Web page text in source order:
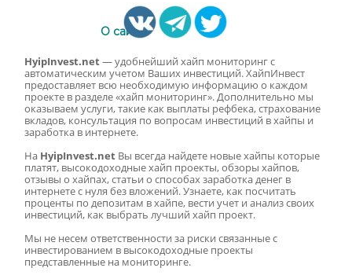
О сайте
HyipInvest.net— удобнейший хайп мониторинг с
автоматическим учетом Ваших инвестиций. ХайпИнвест
предоставляет всю необходимую информацию о каждом
проекте в разделе «хайп мониторинг». Дополнительно мы
оказываем услуги, такие как выплаты рефбека, страхование
вкладов, консультация по вопросам инвестиций в хайпы и
заработка в интернете.
На HyipInvest.net Вы всегда найдете новые хайпы которые
платят, высокодоходные хайп проекты, обзоры хайпов,
отзывы о хайпах, статьи о способах заработка денег в
интернете с нуля без вложений. Узнаете, как посчитать
проценты по депозитам в хайпе, вести учет и анализ своих
инвестиций, как выбрать лучший хайп проект.
Мы не несем ответственности за риски связанные с
инвестированием в высокодоходные проекты
представленные на мониторинге.